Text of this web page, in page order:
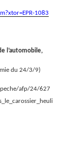
1083
l’automobile,
du 24/3/9)
afp/24/627